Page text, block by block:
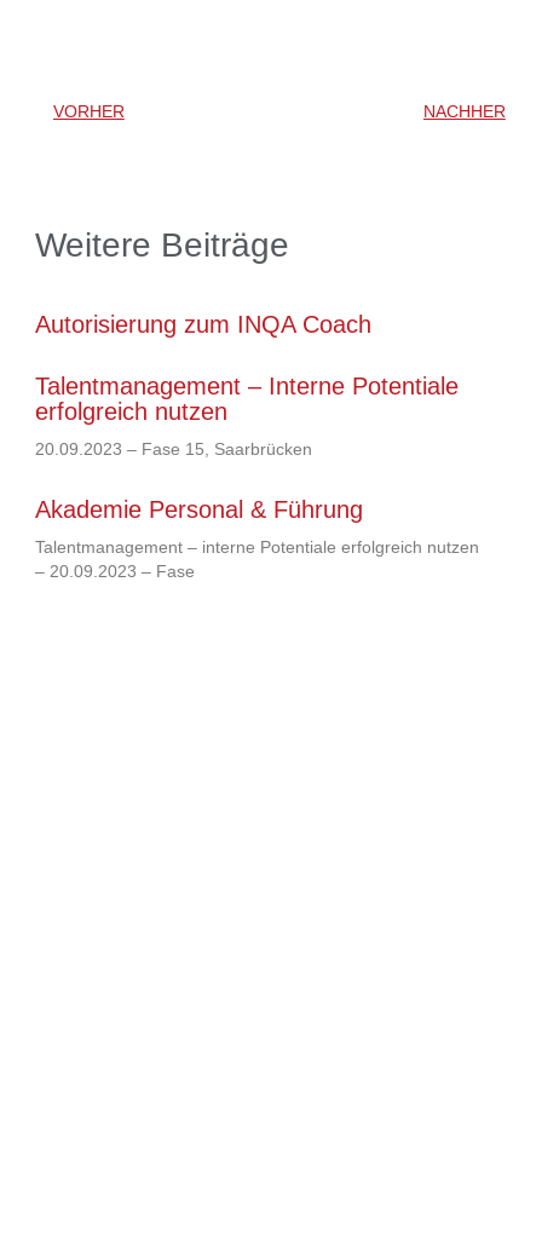
VORHER NACHHER
Weitere Beiträge
Autorisierung zum INQA Coach
Talentmanagement – Interne Potentiale
erfolgreich nutzen
20.09.2023 – Fase 15, Saarbrücken
Akademie Personal & Führung
Talentmanagement – interne Potentiale erfolgreich nutzen
– 20.09.2023 – Fase